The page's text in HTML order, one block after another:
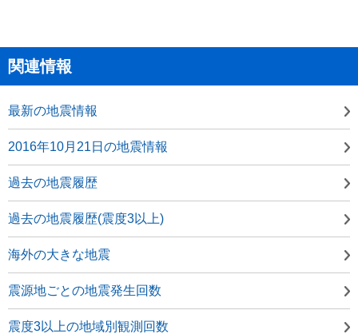
関連情報
最新の地震情報
2016年10月21日の地震情報
過去の地震履歴
過去の地震履歴(震度3以上)
海外の大きな地震
震源地ごとの地震発生回数
震度3以上の地域別観測回数